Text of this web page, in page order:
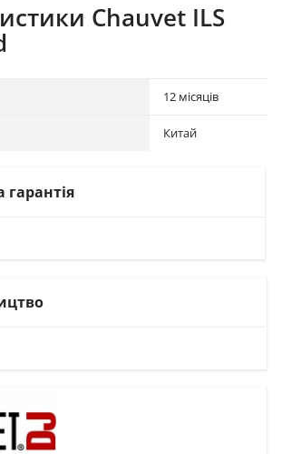
Chauvet ILS
12 місяців
Китай
гарантія